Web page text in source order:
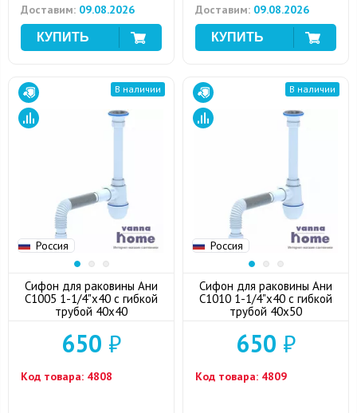
Доставим: 09.08.2026 Доставим: 09.08.2026
Россия
В наличии
Сифон для раковины Ани
С1005 1-1/4"x40 с гибкой
трубой 40x40
650 ₽
Код товара: 4808
Россия
В наличии
Сифон для раковины Ани
С1010 1-1/4"x40 с гибкой
трубой 40x50
650 ₽
Код товара: 4809